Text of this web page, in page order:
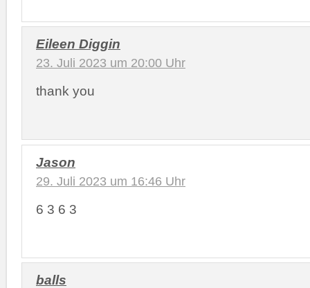
Eileen Diggin
23. Juli 2023 um 20:00 Uhr
thank you
Jason
29. Juli 2023 um 16:46 Uhr
6 3 6 3
balls